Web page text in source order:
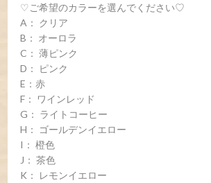
♡ご希望のカラーを選んでください♡
A： クリア
B： オーロラ
C： 薄ピンク
D： ピンク
E：赤
F： ワインレッド
G： ライトコーヒー
H： ゴールデンイエロー
I： 橙色
J： 茶色
K： レモンイエロー